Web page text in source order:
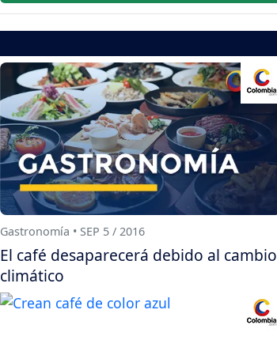
Gastronomía • SEP 5 / 2016
El café desaparecerá debido al cambio
climático